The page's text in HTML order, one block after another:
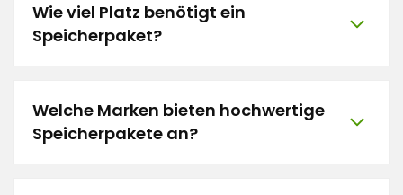
Wie viel Platz benötigt ein
Speicherpaket?
Welche Marken bieten hochwertige
Speicherpakete an?